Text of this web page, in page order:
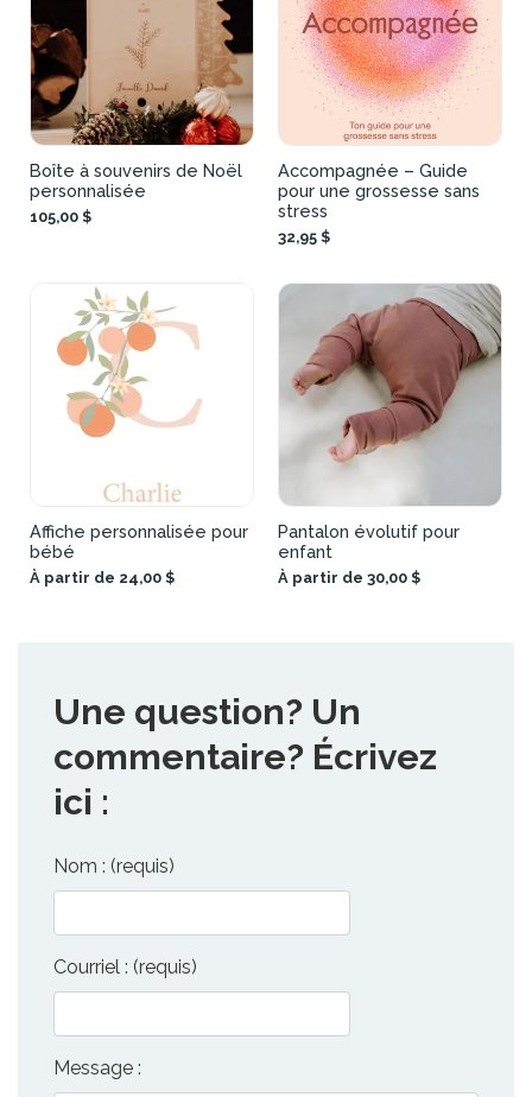
Boîte à souvenirs de Noël
personnalisée
105,00 $
Accompagnée – Guide
pour une grossesse sans
stress
32,95 $
Affiche personnalisée pour
bébé
À partir de 24,00 $
Pantalon évolutif pour
enfant
À partir de 30,00 $
Une question? Un
commentaire? Écrivez
ici :
Nom : (requis)
Courriel : (requis)
Message :